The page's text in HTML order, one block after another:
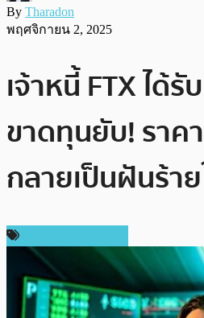
By Tharadon
พฤศจิกายน 2, 2025
เจ้าหนี้ FTX ได้
ขาดทุนยับ! ราค
กลายเป็นฝันร้า